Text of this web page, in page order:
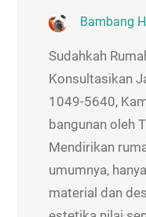
Bambang
Sudahkah
Konsultasikan
1049-5640,
bangunan oleh
Mendirikan
umumnya,
material dan